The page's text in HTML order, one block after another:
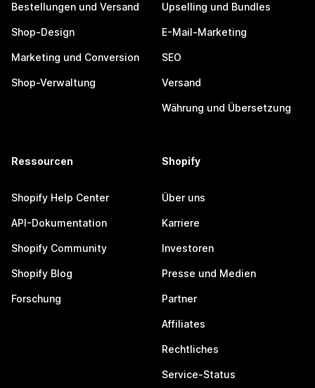
Bestellungen und Versand
Shop-Design
Marketing und Conversion
Shop-Verwaltung
Upselling und Bundles
E-Mail-Marketing
SEO
Versand
Währung und Übersetzung
Ressourcen
Shopify Help Center
API-Dokumentation
Shopify Community
Shopify Blog
Forschung
Shopify
Über uns
Karriere
Investoren
Presse und Medien
Partner
Affiliates
Rechtliches
Service-Status